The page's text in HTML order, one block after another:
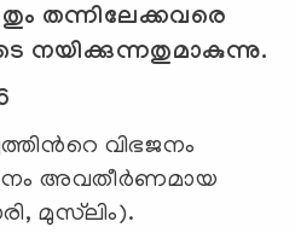
തന്നിലേക്കവരെ
നയിക്കുന്നതുമാകുന്നു.
വിഭജനം
അവതീര്‍ണമായ
മുസ്‌ലിം).